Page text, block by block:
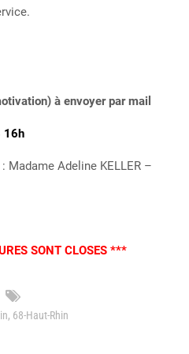
à envoyer par mail
16h
Madame Adeline KELLER –
SONT CLOSES ***
, 68-Haut-Rhin